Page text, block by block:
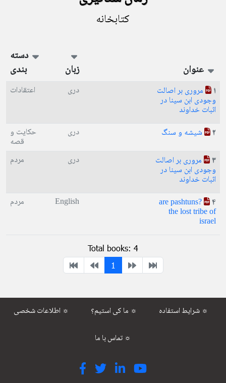
کتابخانه
عنوان زبان
دسته
بندی
1 مروری بر اصالت
وجودی ابن سینا در
اثبات خداوند
دری اعتقادات
2 شیشه و سنگ دری حکایت و
قصه
3 مروری بر اصالت
وجودی ابن سینا در
اثبات خداوند
دری مردم
4
?are pashtuns
the lost tribe of
israel
English مردم
Total books: 4
1
اطلاعات شخصی ☼ ما کی استیم؟ ☼ شرایط استفاده ☼
تماس با ما ☼